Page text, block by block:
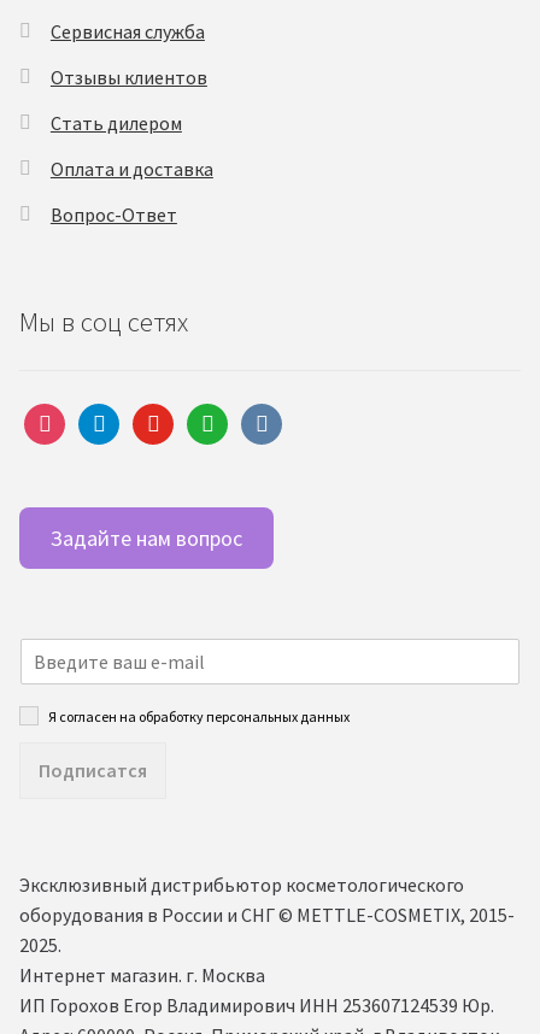
Сервисная служба
Отзывы клиентов
Стать дилером
Оплата и доставка
Вопрос-Ответ
Мы в соц сетях
instagramtelegramyoutubewhatsappvkontakte
Задайте нам вопрос
Я согласен на обработку персональных данных
Подписатся
Эксклюзивный дистрибьютор косметологического
оборудования в России и СНГ ©️ METTLE-COSMETIX, 2015-
2025.
Интернет магазин. г. Москва
ИП Горохов Егор Владимирович ИНН 253607124539 Юр.